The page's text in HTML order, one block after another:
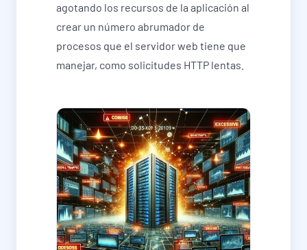
agotando los recursos de la aplicación al
crear un número abrumador de
procesos que el servidor web tiene que
manejar, como solicitudes HTTP lentas.